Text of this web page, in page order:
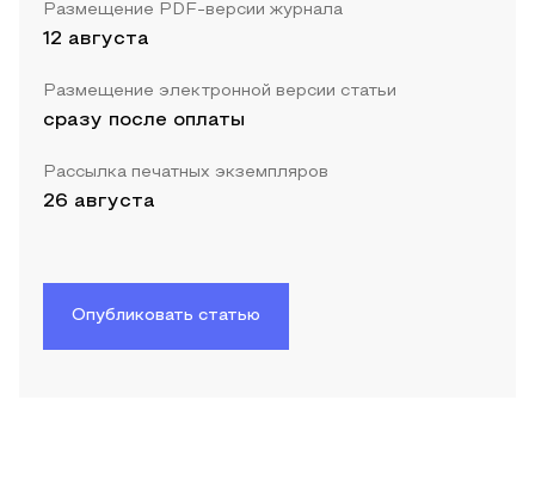
Размещение PDF-версии журнала
12 августа
Размещение электронной версии статьи
сразу после оплаты
Рассылка печатных экземпляров
26 августа
Опубликовать статью